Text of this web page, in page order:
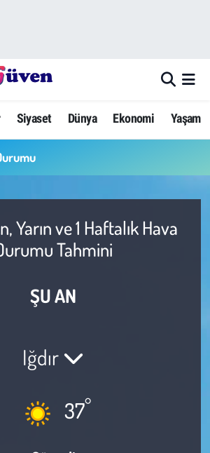
Siyaset Dünya Ekonomi Yaşam
Yarın ve 1 Haftalık Hava
Tahmini
ŞU AN
Iğdır
37°
Durumu ve Fikstür